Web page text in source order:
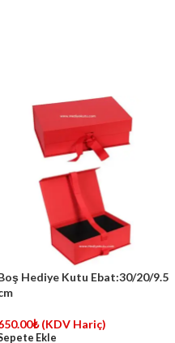
Hediye Kutu Ebat:30/20/9.5
₺ (KDV Hariç)
Ekle